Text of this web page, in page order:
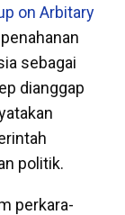
on Arbitary
sebagai
dianggap
politik.
perkara-